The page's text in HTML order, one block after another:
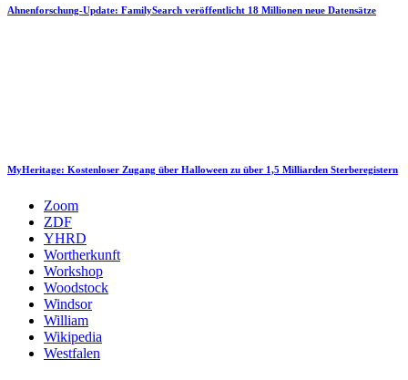
Ahnenforschung-Update: FamilySearch veröffentlicht 18 Millionen neue Datensätze
MyHeritage: Kostenloser Zugang über Halloween zu über 1,5 Milliarden Sterberegistern
Zoom
ZDF
YHRD
Wortherkunft
Workshop
Woodstock
Windsor
William
Wikipedia
Westfalen